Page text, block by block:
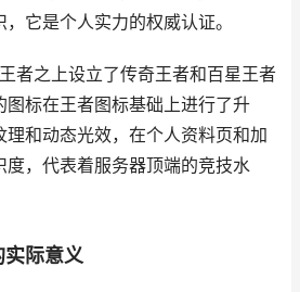
它是个人实力的权威认证。
者之上设立了传奇王者和百星王者
图标在王者图标基础上进行了升
和动态光效，在个人资料页和加
度，代表着服务器顶端的竞技水
际意义